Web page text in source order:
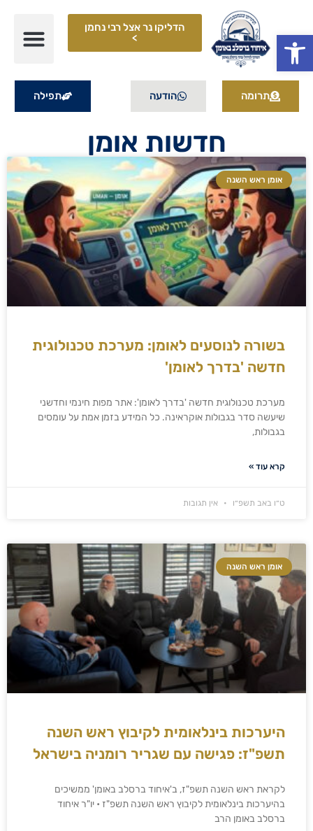
פתח סרגל נגישות
הדליקו נר אצל רבי נחמן
>
תרומה הודעה תפילה
חדשות אומן
אומן ראש השנה
בשורה לנוסעים לאומן: מערכת טכנולוגית
חדשה 'בדרך לאומן'
מערכת טכנולוגית חדשה 'בדרך לאומן': אתר מפות חינמי וחדשני
שיעשה סדר בגבולות אוקראינה. כל המידע בזמן אמת על עומסים
בגבולות,
קרא עוד »
ט״ו באב תשפ״ו אין תגובות
אומן ראש השנה
היערכות בינלאומית לקיבוץ ראש השנה
תשפ"ז: פגישה עם שגריר רומניה בישראל
לקראת ראש השנה תשפ"ז, ב'איחוד ברסלב באומן' ממשיכים
בהיערכות בינלאומית לקיבוץ ראש השנה תשפ"ז • יו"ר איחוד
ברסלב באומן הרב